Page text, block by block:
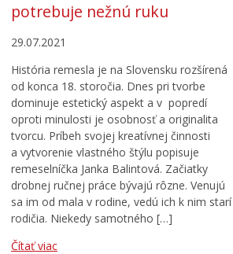
potrebuje nežnú ruku
29.07.2021
História remesla je na Slovensku rozšírená
od konca 18. storočia. Dnes pri tvorbe
dominuje estetický aspekt a v popredí
oproti minulosti je osobnosť a originalita
tvorcu. Príbeh svojej kreatívnej činnosti
a vytvorenie vlastného štýlu popisuje
remeselníčka Janka Balintová. Začiatky
drobnej ručnej práce bývajú rôzne. Venujú
sa im od mala v rodine, vedú ich k nim starí
rodičia. Niekedy samotného […]
Čítať viac